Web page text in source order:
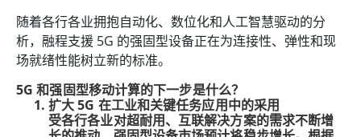
随着各行各业拥抱自动化、数位化和人工智慧驱动的分
析，融程支援 5G 的强固型设备正在为连接性、弹性和现
场就绪性能树立新的标准。
5G 和强固型移动计算的下一步是什么？
扩大 5G 在工业和关键任务应用中的采用
受各行各业对超耐用、互联解决方案的需求不断增